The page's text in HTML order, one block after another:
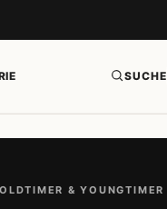
SUCHE
OLDTIMER & YOUNGTIMER